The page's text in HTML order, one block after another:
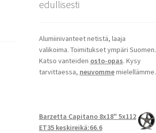
edullisesti
Alumiinivanteet netistä, laaja
valikoima. Toimitukset ympäri Suomen.
Katso vanteiden osto-opas. Kysy
tarvittaessa, neuvommemielellämme.
Barzetta Capitano 8x18" 5x112
ET35 keskireikä:66.6